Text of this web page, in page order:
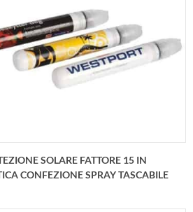
Nail Files limette per unghie
personalizzate
SOLARE FATTORE 15 IN
CONFEZIONE SPRAY TASCABILE